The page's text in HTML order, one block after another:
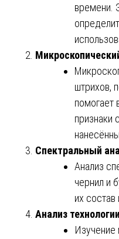
времени.
штрихов,
помогает
признаки
Спектральный
Анализ
чернил и
их состав
Анализ
Изучение